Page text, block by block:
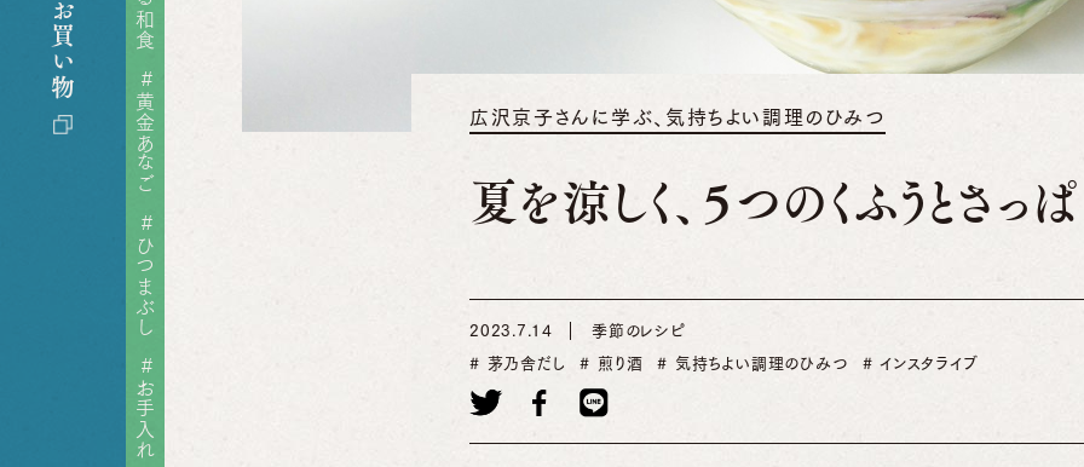
広沢京子さんに学ぶ、気持ちよい調理のひみつ
夏を涼しく、５つのくふうとさっ
2023.7.14 季節のレシピ
茅乃舎だし 煎り酒 気持ちよい調理のひみつ インスタライブ
#
黄金あなご
#
ひつまぶし
#
お手入れ
お買い物